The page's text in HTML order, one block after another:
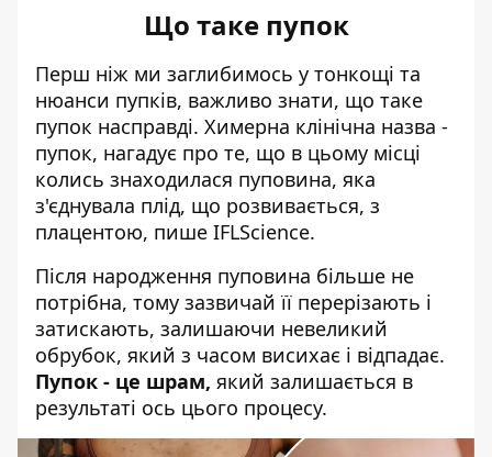
Що таке пупок
Перш ніж ми заглибимось у тонкощі та
нюанси пупків, важливо знати, що таке
пупок насправді. Химерна клінічна назва -
пупок, нагадує про те, що в цьому місці
колись знаходилася пуповина, яка
з'єднувала плід, що розвивається, з
плацентою, пише IFLScience.
Після народження пуповина більше не
потрібна, тому зазвичай її перерізають і
затискають, залишаючи невеликий
обрубок, який з часом висихає і відпадає.
Пупок - це шрам, який залишається в
результаті ось цього процесу.